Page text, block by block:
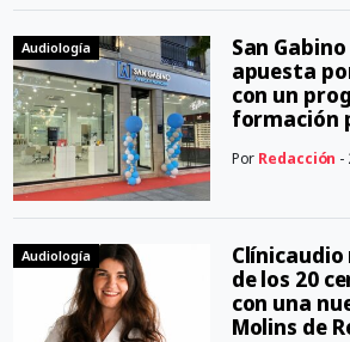
Audiología
San
apuesta
con un
formación
Por Redacción -
Audiología
de los 20
con una
Molins de